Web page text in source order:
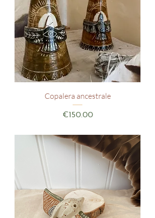
Copalera ancestrale
Price
€150.00